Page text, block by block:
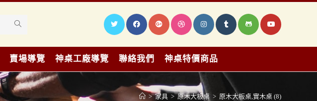
賣場導覽 神桌工廠導覽 聯絡我們 神桌特價商品
> 家具 > 原木大板桌 > 原木大板桌,實木桌 (8)